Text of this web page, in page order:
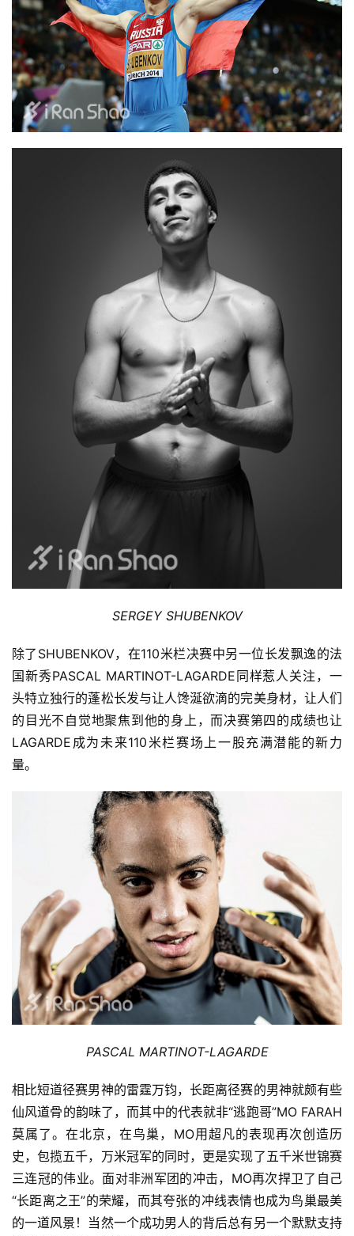
察
装
备
训
练
SERGEY SHUBENKOV
除了SHUBENKOV，在110米栏决赛中另一位长发飘逸的法
国新秀PASCAL MARTINOT-LAGARDE同样惹人关注，一
头特立独行的蓬松长发与让人馋涎欲滴的完美身材，让人们
的目光不自觉地聚焦到他的身上，而决赛第四的成绩也让
LAGARDE成为未来110米栏赛场上一股充满潜能的新力
量。
PASCAL MARTINOT-LAGARDE
相比短道径赛男神的雷霆万钧，长距离径赛的男神就颇有些
仙风道骨的韵味了，而其中的代表就非“逃跑哥”MO FARAH
莫属了。在北京，在鸟巢，MO用超凡的表现再次创造历
史，包揽五千，万米冠军的同时，更是实现了五千米世锦赛
三连冠的伟业。面对非洲军团的冲击，MO再次捍卫了自己
“长距离之王”的荣耀，而其夸张的冲线表情也成为鸟巢最美
的一道风景！当然一个成功男人的背后总有另一个默默支持